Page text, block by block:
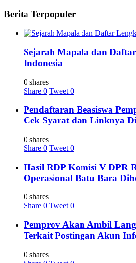
Berita Terpopuler
Sejarah Mapala dan
Indonesia
0 shares
Share 0 Tweet 0
Pendaftaran Beasiswa
Cek Syarat dan Linknya
0 shares
Share 0 Tweet 0
Hasil RDP Komisi V DPR
Operasional Batu Bara
0 shares
Share 0 Tweet 0
Pemprov Akan Ambil
Terkait Postingan Akun
0 shares